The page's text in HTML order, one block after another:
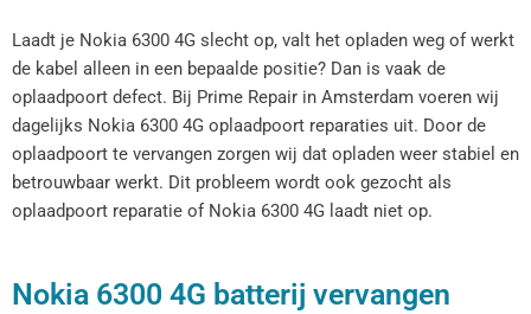
Laadt je Nokia 6300 4G slecht op, valt het opladen weg of werkt
de kabel alleen in een bepaalde positie? Dan is vaak de
oplaadpoort defect. Bij Prime Repair in Amsterdam voeren wij
dagelijks Nokia 6300 4G oplaadpoort reparaties uit. Door de
oplaadpoort te vervangen zorgen wij dat opladen weer stabiel en
betrouwbaar werkt. Dit probleem wordt ook gezocht als
oplaadpoort reparatie of Nokia 6300 4G laadt niet op.
Nokia 6300 4G batterij vervangen